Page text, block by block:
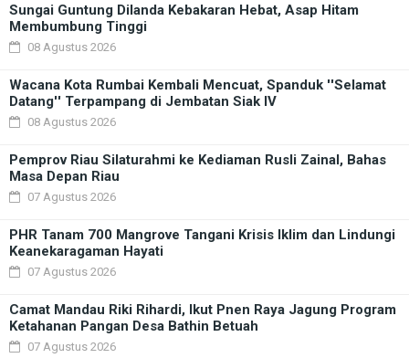
Sungai Guntung Dilanda Kebakaran Hebat, Asap Hitam
Membumbung Tinggi
08 Agustus 2026
Wacana Kota Rumbai Kembali Mencuat, Spanduk ''Selamat
Datang'' Terpampang di Jembatan Siak IV
08 Agustus 2026
Pemprov Riau Silaturahmi ke Kediaman Rusli Zainal, Bahas
Masa Depan Riau
07 Agustus 2026
PHR Tanam 700 Mangrove Tangani Krisis Iklim dan Lindungi
Keanekaragaman Hayati
07 Agustus 2026
Camat Mandau Riki Rihardi, Ikut Pnen Raya Jagung Program
Ketahanan Pangan Desa Bathin Betuah
07 Agustus 2026